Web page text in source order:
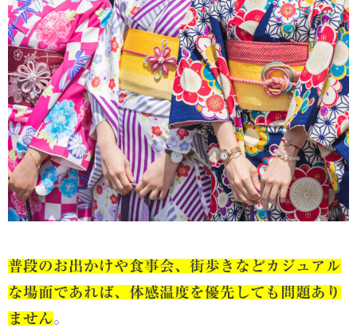
普段のお出かけや食事会、街歩きなどカジュアル
な場面であれば、体感温度を優先しても問題あり
ません。